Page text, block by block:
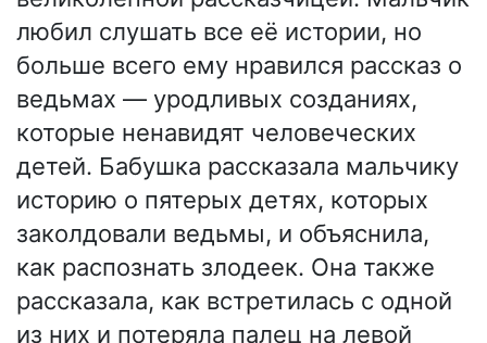
любил слушать все её истории, но
больше всего ему нравился рассказ о
ведьмах — уродливых созданиях,
которые ненавидят человеческих
детей. Бабушка рассказала мальчику
историю о пятерых детях, которых
заколдовали ведьмы, и объяснила,
как распознать злодеек. Она также
рассказала, как встретилась с одной
из них и потеряла палец на левой